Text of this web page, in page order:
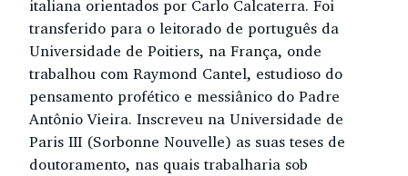
italiana orientados por Carlo Calcaterra. Foi
transferido para o leitorado de português da
Universidade de Poitiers, na França, onde
trabalhou com Raymond Cantel, estudioso do
pensamento profético e messiânico do Padre
Antônio Vieira. Inscreveu na Universidade de
Paris III (Sorbonne Nouvelle) as suas teses de
doutoramento, nas quais trabalharia sob